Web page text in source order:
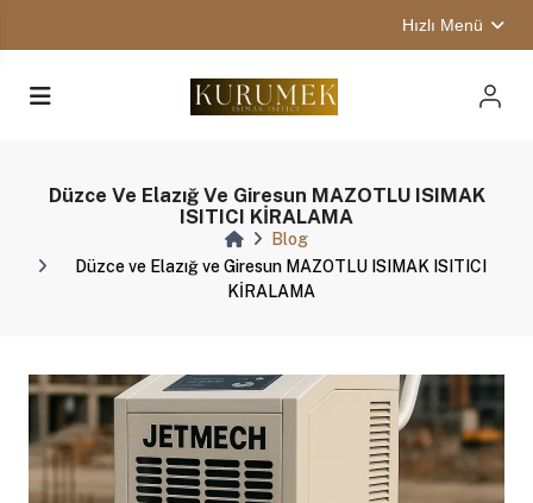
Hızlı Menü
Düzce Ve Elazığ Ve Giresun MAZOTLU ISIMAK
ISITICI KİRALAMA
Blog
Düzce ve Elazığ ve Giresun MAZOTLU ISIMAK ISITICI
KİRALAMA